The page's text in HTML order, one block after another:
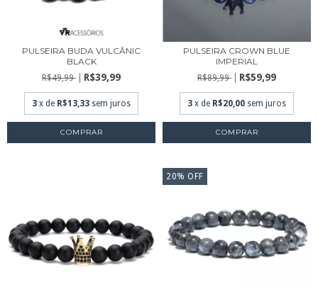
PULSEIRA BUDA VULCÂNIC
BLACK
R$49,99 R$39,99
3 x de R$13,33 sem juros
COMPRAR
PULSEIRA CROWN BLUE
IMPERIAL
R$89,99 R$59,99
3 x de R$20,00 sem juros
COMPRAR
20% OFF